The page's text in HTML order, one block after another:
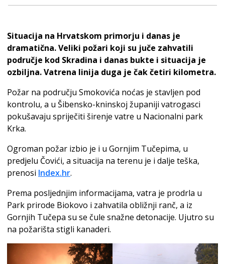
Situacija na Hrvatskom primorju i danas je
dramatična. Veliki požari koji su juče zahvatili
područje kod Skradina i danas bukte i situacija je
ozbiljna. Vatrena linija duga je čak četiri kilometra.
Požar na području Smokovića noćas je stavljen pod
kontrolu, a u Šibensko-kninskoj županiji vatrogasci
pokušavaju spriječiti širenje vatre u Nacionalni park
Krka.
Ogroman požar izbio je i u Gornjim Tučepima, u
predjelu Čovići, a situacija na terenu je i dalje teška,
prenosi Index.hr.
Prema posljednjim informacijama, vatra je prodrla u
Park prirode Biokovo i zahvatila obližnji ranč, a iz
Gornjih Tučepa su se čule snažne detonacije. Ujutro su
na požarišta stigli kanaderi.